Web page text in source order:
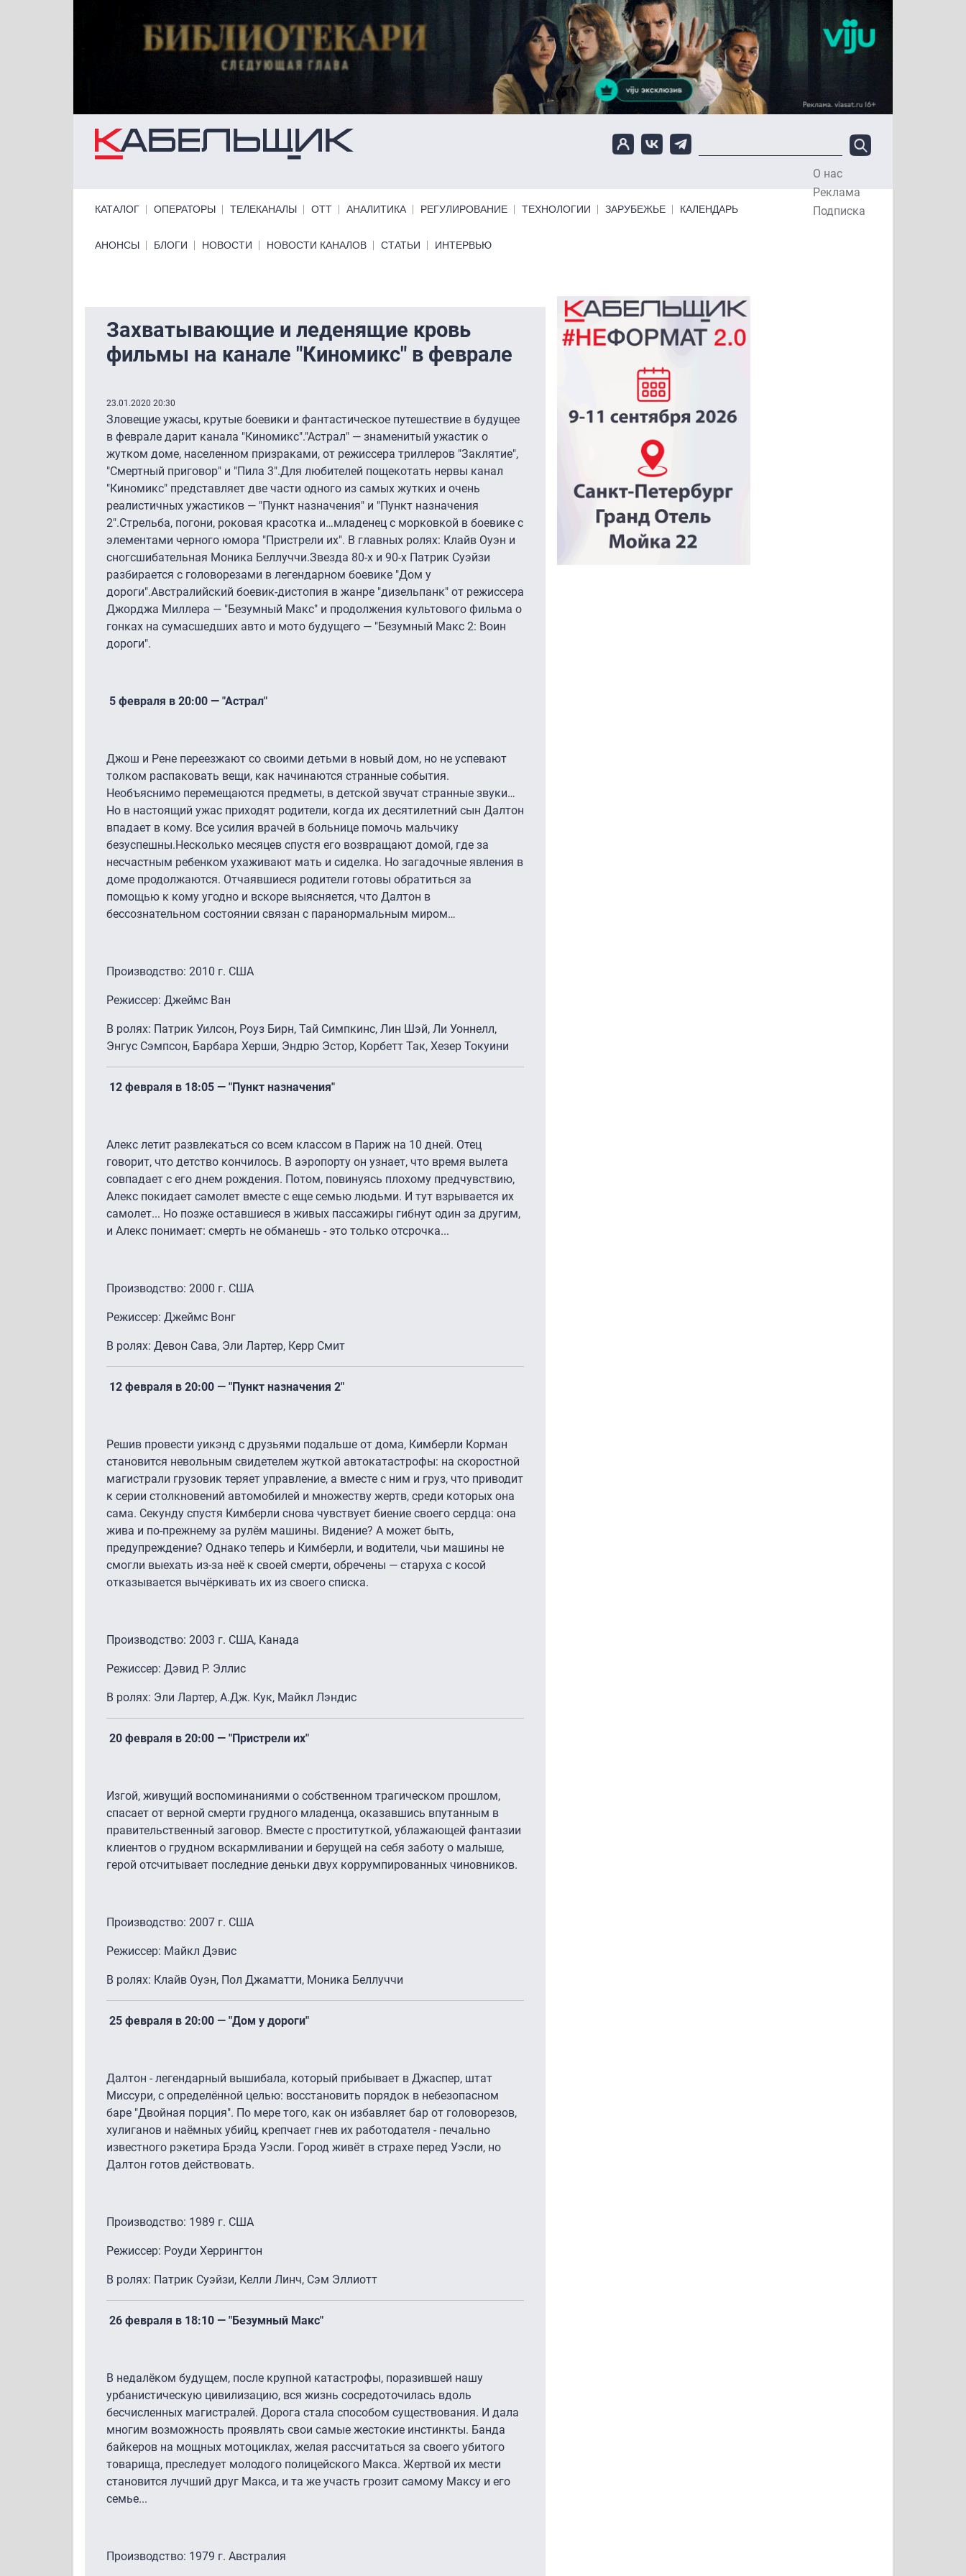
О нас
Реклама
Подписка
КАТАЛОГ ОПЕРАТОРЫ ТЕЛЕКАНАЛЫ ОТТ АНАЛИТИКА РЕГУЛИРОВАНИЕ ТЕХНОЛОГИИ ЗАРУБЕЖЬЕ КАЛЕНДАРЬ
Primary links bottom
АНОНСЫ БЛОГИ НОВОСТИ НОВОСТИ КАНАЛОВ СТАТЬИ ИНТЕРВЬЮ
Захватывающие и леденящие кровь
фильмы на канале "Киномикс" в феврале
23.01.2020 20:30
Зловещие ужасы, крутые боевики и фантастическое путешествие в будущее
в феврале дарит канала "Киномикс"."Астрал" — знаменитый ужастик о
жутком доме, населенном призраками, от режиссера триллеров "Заклятие",
"Смертный приговор" и "Пила 3".Для любителей пощекотать нервы канал
"Киномикс" представляет две части одного из самых жутких и очень
реалистичных ужастиков — "Пункт назначения" и "Пункт назначения
2".Стрельба, погони, роковая красотка и…младенец с морковкой в боевике с
элементами черного юмора "Пристрели их". В главных ролях: Клайв Оуэн и
сногсшибательная Моника Беллуччи.Звезда 80-х и 90-х Патрик Суэйзи
разбирается с головорезами в легендарном боевике "Дом у
дороги".Австралийский боевик-дистопия в жанре "дизельпанк" от режиссера
Джорджа Миллера — "Безумный Макс" и продолжения культового фильма о
гонках на сумасшедших авто и мото будущего — "Безумный Макс 2: Воин
дороги".
5 февраля в 20:00 — "Астрал"
Джош и Рене переезжают со своими детьми в новый дом, но не успевают
толком распаковать вещи, как начинаются странные события.
Необъяснимо перемещаются предметы, в детской звучат странные звуки…
Но в настоящий ужас приходят родители, когда их десятилетний сын Далтон
впадает в кому. Все усилия врачей в больнице помочь мальчику
безуспешны.Несколько месяцев спустя его возвращают домой, где за
несчастным ребенком ухаживают мать и сиделка. Но загадочные явления в
доме продолжаются. Отчаявшиеся родители готовы обратиться за
помощью к кому угодно и вскоре выясняется, что Далтон в
бессознательном состоянии связан с паранормальным миром…
Производство: 2010 г. США
Режиссер: Джеймс Ван
В ролях: Патрик Уилсон, Роуз Бирн, Тай Симпкинс, Лин Шэй, Ли Уоннелл,
Энгус Сэмпсон, Барбара Херши, Эндрю Эстор, Корбетт Так, Хезер Токуини
12 февраля в 18:05 — "Пункт назначения"
Алекс летит развлекаться со всем классом в Париж на 10 дней. Отец
говорит, что детство кончилось. В аэропорту он узнает, что время вылета
совпадает с его днем рождения. Потом, повинуясь плохому предчувствию,
Алекс покидает самолет вместе с еще семью людьми. И тут взрывается их
самолет... Но позже оставшиеся в живых пассажиры гибнут один за другим,
и Алекс понимает: смерть не обманешь - это только отсрочка...
Производство: 2000 г. США
Режиссер: Джеймс Вонг
В ролях: Девон Сава, Эли Лартер, Керр Смит
12 февраля в 20:00 — "Пункт назначения 2"
Решив провести уикэнд с друзьями подальше от дома, Кимберли Корман
становится невольным свидетелем жуткой автокатастрофы: на скоростной
магистрали грузовик теряет управление, а вместе с ним и груз, что приводит
к серии столкновений автомобилей и множеству жертв, среди которых она
сама. Секунду спустя Кимберли снова чувствует биение своего сердца: она
жива и по-прежнему за рулём машины. Видение? А может быть,
предупреждение? Однако теперь и Кимберли, и водители, чьи машины не
смогли выехать из-за неё к своей смерти, обречены — старуха с косой
отказывается вычёркивать их из своего списка.
Производство: 2003 г. США, Канада
Режиссер: Дэвид Р. Эллис
В ролях: Эли Лартер, А.Дж. Кук, Майкл Лэндис
20 февраля в 20:00 — "Пристрели их"
Изгой, живущий воспоминаниями о собственном трагическом прошлом,
спасает от верной смерти грудного младенца, оказавшись впутанным в
правительственный заговор. Вместе с проституткой, ублажающей фантазии
клиентов о грудном вскармливании и берущей на себя заботу о малыше,
герой отсчитывает последние деньки двух коррумпированных чиновников.
Производство: 2007 г. США
Режиссер: Майкл Дэвис
В ролях: Клайв Оуэн, Пол Джаматти, Моника Беллуччи
25 февраля в 20:00 — "Дом у дороги"
Далтон - легендарный вышибала, который прибывает в Джаспер, штат
Миссури, с определённой целью: восстановить порядок в небезопасном
баре "Двойная порция". По мере того, как он избавляет бар от головорезов,
хулиганов и наёмных убийц, крепчает гнев их работодателя - печально
известного рэкетира Брэда Уэсли. Город живёт в страхе перед Уэсли, но
Далтон готов действовать.
Производство: 1989 г. США
Режиссер: Роуди Херрингтон
В ролях: Патрик Суэйзи, Келли Линч, Сэм Эллиотт
26 февраля в 18:10 — "Безумный Макс"
В недалёком будущем, после крупной катастрофы, поразившей нашу
урбанистическую цивилизацию, вся жизнь сосредоточилась вдоль
бесчисленных магистралей. Дорога стала способом существования. И дала
многим возможность проявлять свои самые жестокие инстинкты. Банда
байкеров на мощных мотоциклах, желая рассчитаться за своего убитого
товарища, преследует молодого полицейского Макса. Жертвой их мести
становится лучший друг Макса, и та же участь грозит самому Максу и его
семье...
Производство: 1979 г. Австралия